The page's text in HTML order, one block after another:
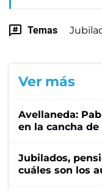
Temas
Ver más
Avellaneda:
en la cancha
Jubilados,
cuáles son los